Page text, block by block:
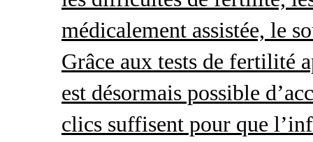
médicalement assistée, le
Grâce aux tests de fertilité
est désormais possible
clics suffisent pour que